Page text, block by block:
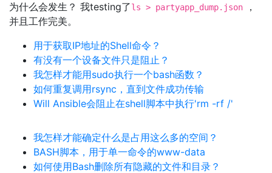
为什么会发生？ 我testing了ls > partyapp_dump.json
，
并且工作完美。
用于获取IP地址的Shell命令？
有没有一个设备文件只是阻止？
我怎样才能用sudo执行一个bash函数？
如何重复调用rsync，直到文件成功传输
Will Ansible会阻止在shell脚本中执行'rm -rf /'
我怎样才能确定什么是占用这么多的空间？
BASH脚本，用于单一命令的www-data
如何使用Bash删除所有隐藏的文件和目录？